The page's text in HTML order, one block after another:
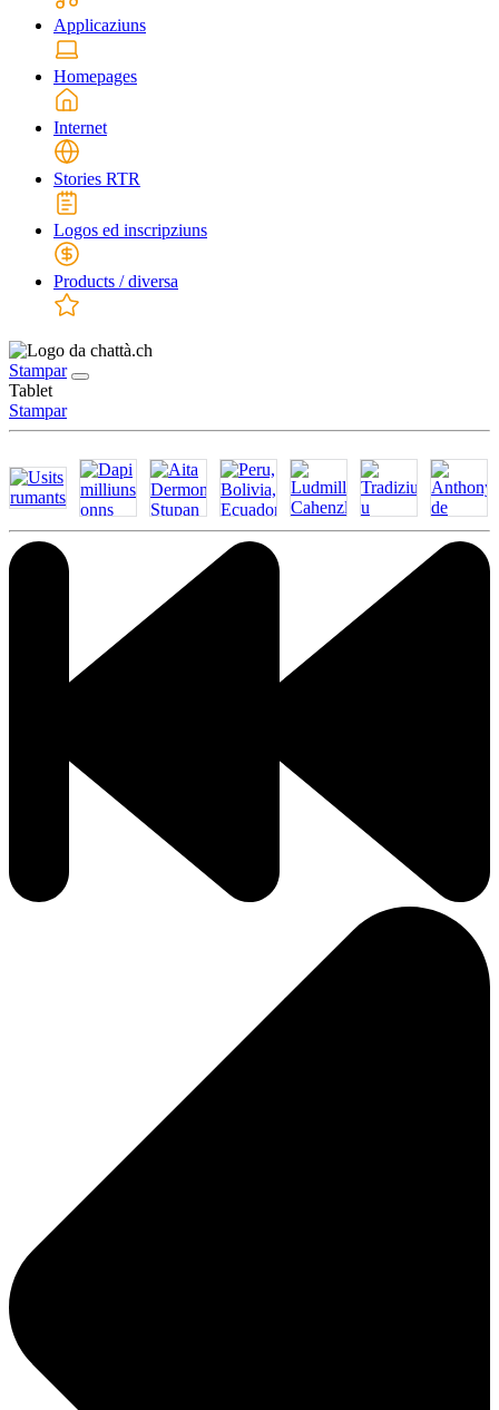
Applicaziuns
Homepages
Internet
Stories RTR
Logos ed inscripziuns
Products / diversa
Stampar
Tablet
Stampar